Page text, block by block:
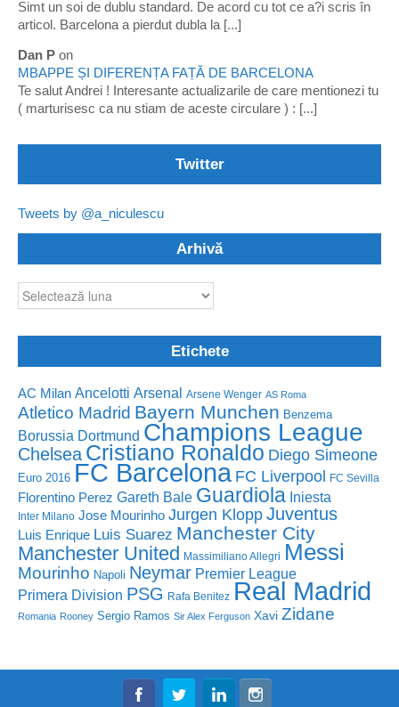
Simt un soi de dublu standard. De acord cu tot ce a?i scris în
articol. Barcelona a pierdut dubla la [...]
Dan P on
MBAPPE ȘI DIFERENȚA FAȚĂ DE BARCELONA
Te salut Andrei ! Interesante actualizarile de care mentionezi tu
( marturisesc ca nu stiam de aceste circulare ) : [...]
Twitter
Tweets by @a_niculescu
Arhivă
Etichete
AC Milan Ancelotti Arsenal Arsene Wenger AS Roma
Atletico Madrid Bayern Munchen Benzema
Borussia Dortmund Champions League
Chelsea Cristiano Ronaldo Diego Simeone
Euro 2016 FC Barcelona FC Liverpool FC Sevilla
Florentino Perez Gareth Bale Guardiola Iniesta
Inter Milano Jose Mourinho Jurgen Klopp Juventus
Luis Enrique Luis Suarez Manchester City
Manchester United Massimiliano Allegri Messi
Mourinho Napoli Neymar Premier League
Primera Division PSG Rafa Benitez Real Madrid
Romania Rooney Sergio Ramos Sir Alex Ferguson Xavi Zidane